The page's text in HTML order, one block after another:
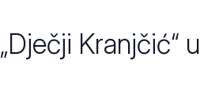
Kranjčić“ u